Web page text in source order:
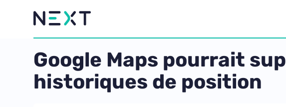
Google Maps pourrait
historiques de position